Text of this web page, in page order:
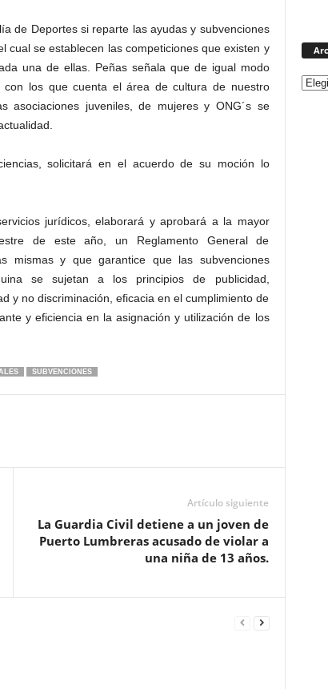
de Deportes si reparte las ayudas y subvenciones
cual se establecen las competiciones que existen y
una de ellas. Peñas señala que de igual modo
con los que cuenta el área de cultura de nuestro
asociaciones juveniles, de mujeres y ONG´s se
solicitará en el acuerdo de su moción lo
jurídicos, elaborará y aprobará a la mayor
de este año, un Reglamento General de
mismas y que garantice que las subvenciones
se sujetan a los principios de publicidad,
y no discriminación, eficacia en el cumplimiento de
y eficiencia en la asignación y utilización de los
SUBVENCIONES
Artículo siguiente
La Guardia Civil detiene a un joven de
Puerto Lumbreras acusado de violar a
una niña de 13 años.